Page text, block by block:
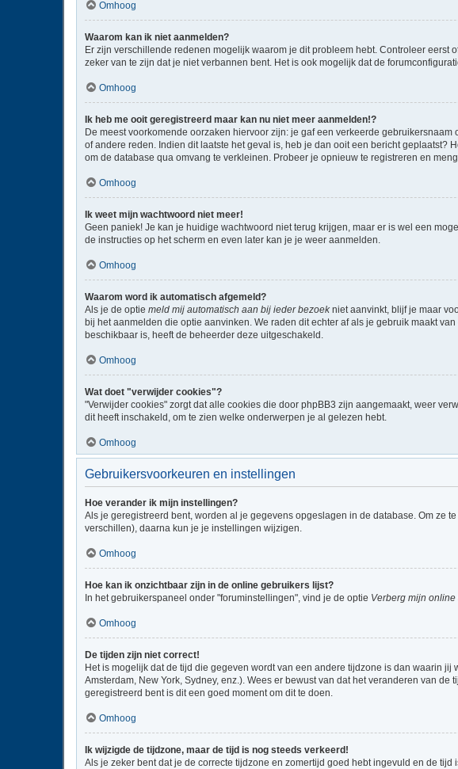
Omhoog
Waarom kan ik niet aanmelden?
Er zijn verschillende redenen mogelijk waarom je dit probleem hebt. Controleer
zeker van te zijn dat je niet verbannen bent. Het is ook mogelijk dat de
Omhoog
Ik heb me ooit geregistreerd maar kan nu niet meer aanmelden!?
De meest voorkomende oorzaken hiervoor zijn: je gaf een verkeerde
of andere reden. Indien dit laatste het geval is, heb je dan ooit een bericht
om de database qua omvang te verkleinen. Probeer je opnieuw te registreren en
Omhoog
Ik weet mijn wachtwoord niet meer!
Geen paniek! Je kan je huidige wachtwoord niet terug krijgen, maar er is wel een
de instructies op het scherm en even later kan je je weer aanmelden.
Omhoog
Waarom word ik automatisch afgemeld?
Als je de optie meld mij automatisch aan bij ieder bezoekniet aanvinkt, blijf je maar
bij het aanmelden die optie aanvinken. We raden dit echter af als je gebruik maakt
beschikbaar is, heeft de beheerder deze uitgeschakeld.
Omhoog
Wat doet "verwijder cookies"?
"Verwijder cookies" zorgt dat alle cookies die door phpBB3 zijn aangemaakt, weer
dit heeft inschakeld, om te zien welke onderwerpen je al gelezen hebt.
Omhoog
Gebruikersvoorkeuren en instellingen
Hoe verander ik mijn instellingen?
Als je geregistreerd bent, worden al je gegevens opgeslagen in de database. Om ze
verschillen), daarna kun je je instellingen wijzigen.
Omhoog
Hoe kan ik onzichtbaar zijn in de online gebruikers lijst?
In het gebruikerspaneel onder "foruminstellingen", vind je de optie Verberg mijn online
Omhoog
De tijden zijn niet correct!
Het is mogelijk dat de tijd die gegeven wordt van een andere tijdzone is dan waarin
Amsterdam, New York, Sydney, enz.). Wees er bewust van dat het veranderen van
geregistreerd bent is dit een goed moment om dit te doen.
Omhoog
Ik wijzigde de tijdzone, maar de tijd is nog steeds verkeerd!
Als je zeker bent dat je de correcte tijdzone en zomertijd goed hebt ingevuld en de